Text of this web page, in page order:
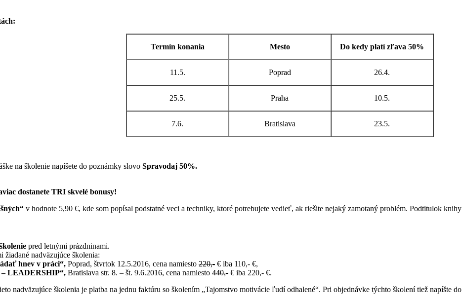
Termín konania Mesto Do kedy platí zľava 50%
11.5. Poprad 26.4.
25.5. Praha 10.5.
7.6. Bratislava 23.5.
na školenie napíšete do poznámky slovo Spravodaj 50%.
dostanete TRI skvelé bonusy!
v hodnote 5,90 €, kde som popísal podstatné veci a techniky, ktoré potrebujete vedieť, ak riešite nejaký zamotaný problém. Podtitulok
pred letnými prázdninami.
žiadané nadväzujúce školenia:
hnev v práci“, Poprad, štvrtok 12.5.2016, cena namiesto 220,- € iba 110,- €,
LEADERSHIP“, Bratislava str. 8. – št. 9.6.2016, cena namiesto 440,- € iba 220,- €.
nadväzujúce školenia je platba na jednu faktúru so školením „Tajomstvo motivácie ľudí odhalené“. Pri objednávke týchto školení tiež napíšte